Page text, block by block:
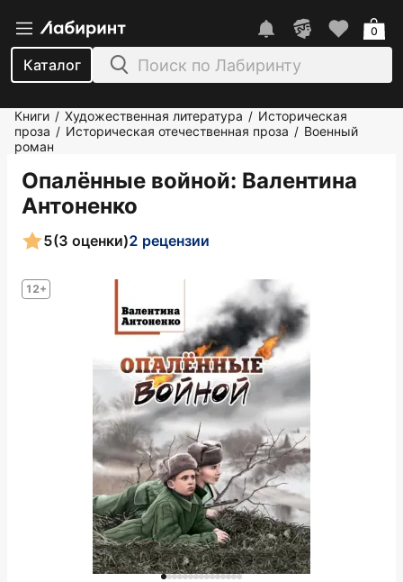
Каталог
0
Книги / Художественная литература / Историческая
проза / Историческая отечественная проза / Военный
роман
Опалённые войной: Валентина
Антоненко
12+
5(3 оценки)2 рецензии